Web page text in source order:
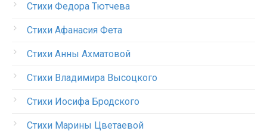
Стихи Федора Тютчева
Стихи Афанасия Фета
Стихи Анны Ахматовой
Стихи Владимира Высоцкого
Стихи Иосифа Бродского
Стихи Марины Цветаевой